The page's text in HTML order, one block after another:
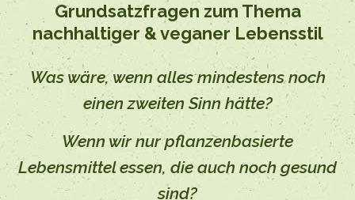
Grundsatzfragen zum Thema
nachhaltiger & veganer Lebensstil
Was wäre, wenn alles mindestens noch
einen zweiten Sinn hätte?
Wenn wir nur pflanzenbasierte
Lebensmittel essen, die auch noch gesund
sind?